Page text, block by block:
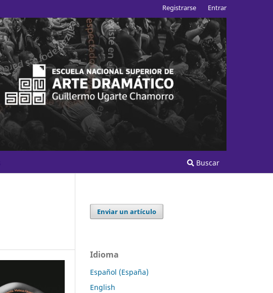
Buscar
Registrarse Entrar
Enviar un artículo
Idioma
Español (España)
English